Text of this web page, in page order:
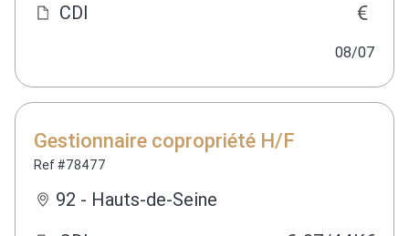
CDI
08/07
Gestionnaire copropriété H/F
Ref #78477
92 - Hauts-de-Seine